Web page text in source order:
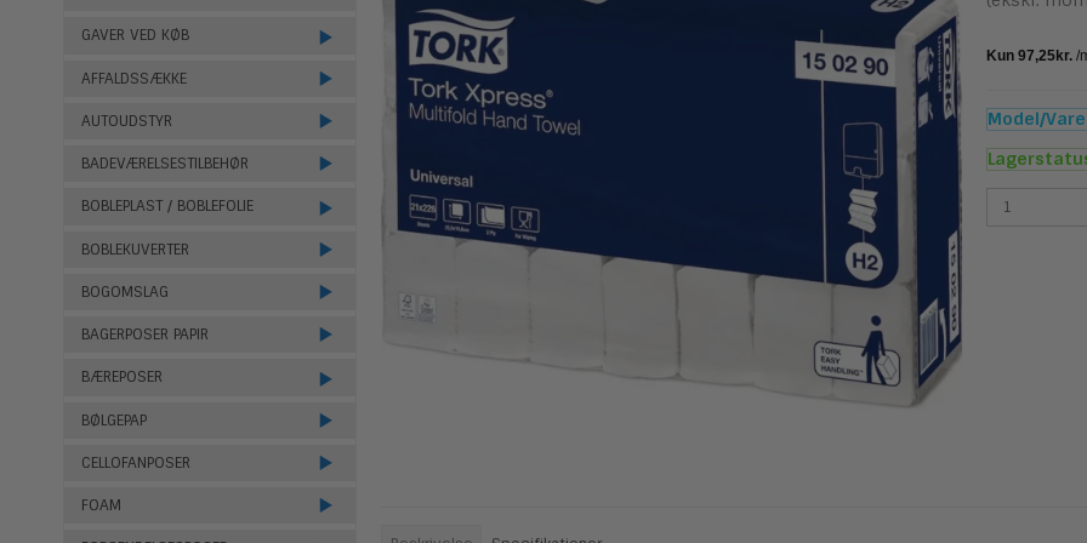
GAVER VED KØB
AFFALDSSÆKKE
AUTOUDSTYR
BADEVÆRELSESTILBEHØR
BOBLEPLAST / BOBLEFOLIE
BOBLEKUVERTER
BOGOMSLAG
BAGERPOSER PAPIR
BÆREPOSER
BØLGEPAP
CELLOFANPOSER
FOAM
Model/